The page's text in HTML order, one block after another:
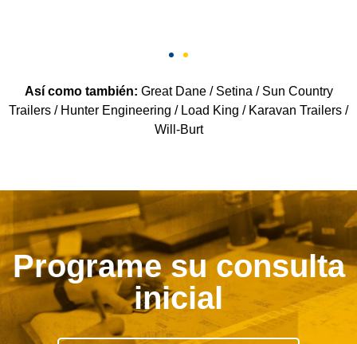
Así como también: Great Dane / Setina / Sun Country
Trailers / Hunter Engineering / Load King / Karavan Trailers /
Will-Burt
Programe su consulta
inicial